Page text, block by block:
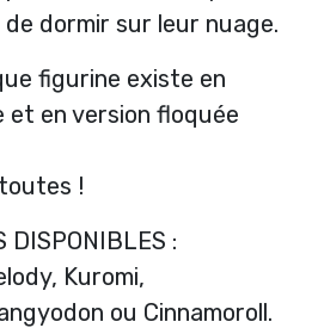
dormir sur leur nuage.
figurine existe en
et en version floquée
!
DISPONIBLES :
Kuromi,
ou Cinnamoroll.